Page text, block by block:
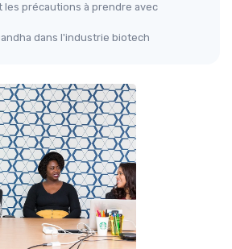
précautions à prendre avec
dans l'industrie biotech